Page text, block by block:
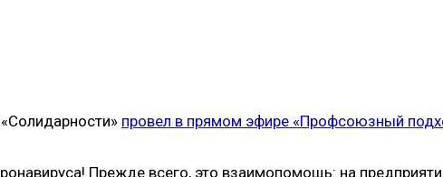
провел в прямом эфире «Профсоюзный
Прежде всего, это взаимопомощь: на